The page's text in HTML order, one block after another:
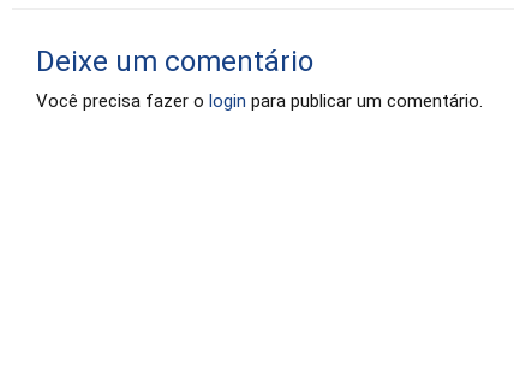
Deixe um comentário
Você precisa fazer o login para publicar um comentário.